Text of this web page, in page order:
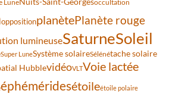
Lune occultation
oppositionplanètePlanète rouge
lumineuseSaturneSoleil
Super LuneSystème solaireSélénétache solaire
HubblevidéoVLTVoie lactée
éphéméridesétoileétoile polaire